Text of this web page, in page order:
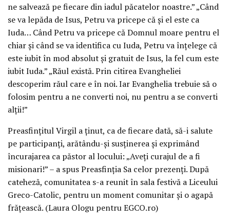
ne salvează pe fiecare din iadul păcatelor noastre.” „Când
se va lepăda de Isus, Petru va pricepe că și el este ca
Iuda… Când Petru va pricepe că Domnul moare pentru el
chiar și când se va identifica cu Iuda, Petru va înțelege că
este iubit în mod absolut și gratuit de Isus, la fel cum este
iubit Iuda.” „Răul există. Prin citirea Evangheliei
descoperim răul care e în noi. Iar Evanghelia trebuie să o
folosim pentru a ne converti noi, nu pentru a se converti
alții!”
Preasfințitul Virgil a ținut, ca de fiecare dată, să-i salute
pe participanți, arătându-și susținerea și exprimând
încurajarea ca păstor al locului: „Aveți curajul de a fi
misionari!” – a spus Preasfinția Sa celor prezenți. După
cateheză, comunitatea s-a reunit în sala festivă a Liceului
Greco-Catolic, pentru un moment comunitar și o agapă
frățească. (Laura Ologu pentru EGCO.ro)